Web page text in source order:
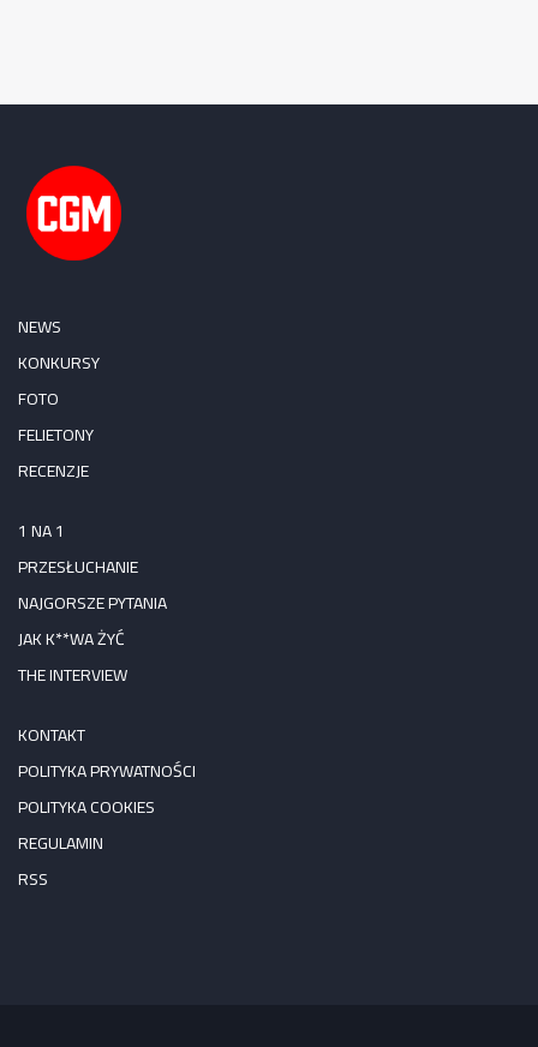
NEWS
KONKURSY
FOTO
FELIETONY
RECENZJE
1 NA 1
PRZESŁUCHANIE
NAJGORSZE PYTANIA
JAK K**WA ŻYĆ
THE INTERVIEW
KONTAKT
POLITYKA PRYWATNOŚCI
POLITYKA COOKIES
REGULAMIN
RSS